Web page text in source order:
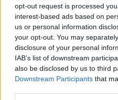
opt-out request is processed
interest-based ads based on
us or personal information
your opt-out. You may
disclosure of your personal
IAB’s list of downstream
also be disclosed by us to third
Downstream Participants that
Vaizdai iš tragiškos avarijos
vaiko gyvybių išgelbėti
Žinios | Lietuvos diena
Savaitės vidurys nusimato
32 laipsnių šilumos